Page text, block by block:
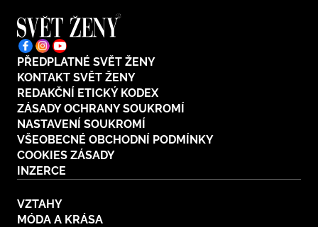
PŘEDPLATNÉ SVĚT ŽENY
KONTAKT SVĚT ŽENY
REDAKČNÍ ETICKÝ KODEX
ZÁSADY OCHRANY SOUKROMÍ
NASTAVENÍ SOUKROMÍ
VŠEOBECNÉ OBCHODNÍ PODMÍNKY
COOKIES ZÁSADY
INZERCE
VZTAHY
MÓDA A KRÁSA